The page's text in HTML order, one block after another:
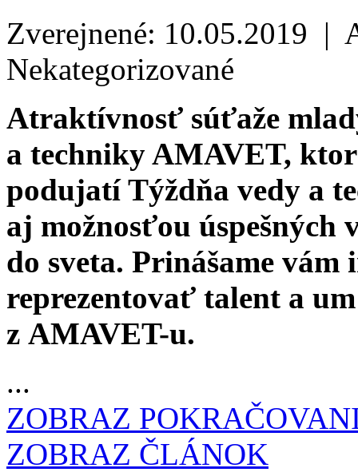
Zverejnené: 10.05.2019 |
Nekategorizované
Atraktívnosť súťaže
a techniky AMAVET,
podujatí Týždňa vedy a
aj možnosťou úspešných
do sveta. Prinášame
reprezentovať talent a
z AMAVET-u.
...
ZOBRAZ
ZOBRAZ ČLÁNOK